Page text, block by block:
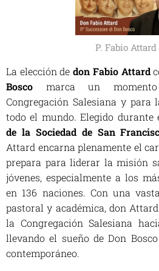
P. Fabio Attard
La elección dedon Fabio Attard
Bosco marca un
Congregación Salesiana y para
todo el mundo. Elegido
de la Sociedad de San
Attard encarna plenamente el
prepara para liderar la misión
jóvenes, especialmente a los
en 136 naciones. Con una
pastoral y académica, don
la Congregación Salesiana
llevando el sueño de Don
contemporáneo.